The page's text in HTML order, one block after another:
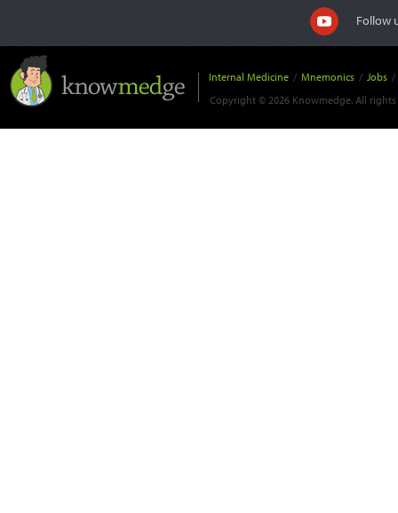
Follow
Internal Medicine / Mnemonics / Jobs /
Copyright © 2026 Knowmedge. All